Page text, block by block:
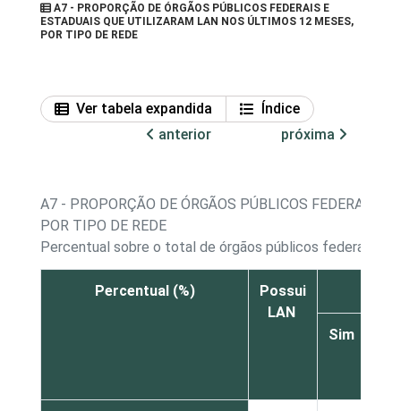
A7 - PROPORÇÃO DE ÓRGÃOS PÚBLICOS FEDERAIS E
ESTADUAIS QUE UTILIZARAM LAN NOS ÚLTIMOS 12 MESES,
POR TIPO DE REDE
Ver tabela expandida
Índice
anterior
próxima
A7 - PROPORÇÃO DE ÓRGÃOS PÚBLICOS FEDERAIS
POR TIPO DE REDE
Percentual sobre o total de órgãos públicos federais e
Percentual (%)
Possui
LAN
Sim